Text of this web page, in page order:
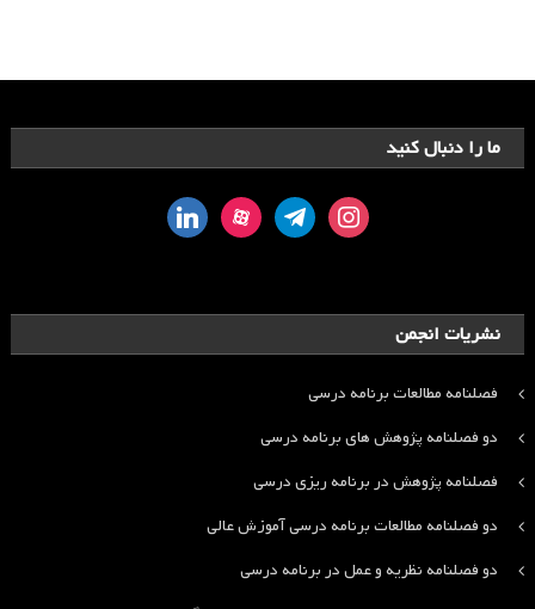
ما را دنبال کنید
instagram
telegram
aparat
linkedin
نشریات انجمن
فصلنامه مطالعات برنامه درسی
دو فصلنامه پژوهش های برنامه درسی
فصلنامه پژوهش در برنامه ریزی درسی
دو فصلنامه مطالعات برنامه درسی آموزش عالی
دو فصلنامه نظریه و عمل در برنامه درسی